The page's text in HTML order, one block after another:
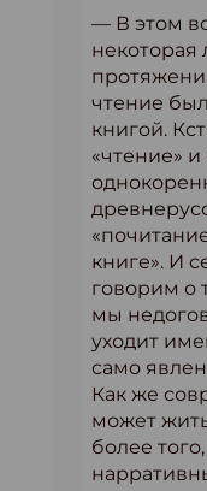
— В этом
некоторая
чтение
книгой.
«чтение»
книге». И
говорим о
мы
уходит
само
Как же
может
более